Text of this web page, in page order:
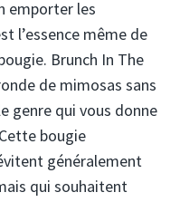
emporter les
l’essence même de
Brunch In The
de mimosas sans
genre qui vous donne
bougie
généralement
qui souhaitent